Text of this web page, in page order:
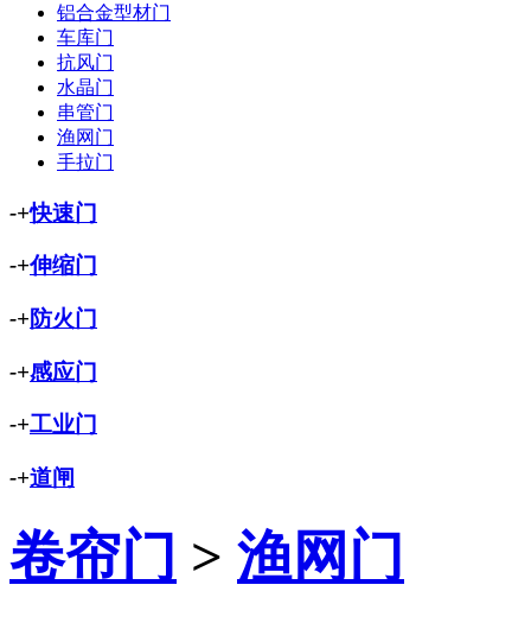
铝合金型材门
车库门
抗风门
水晶门
串管门
渔网门
手拉门
-+快速门
-+伸缩门
-+防火门
-+感应门
-+工业门
-+道闸
卷帘门 > 渔网门